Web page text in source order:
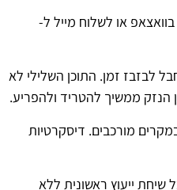
או לשלוח מייל ל-
לבזבז זמן. התוכן השלילי לא
הנזק ממשיך להטריד ולהפריע.
מורכבים. דיסקרטיות
ייעוץ ראשונית ללא